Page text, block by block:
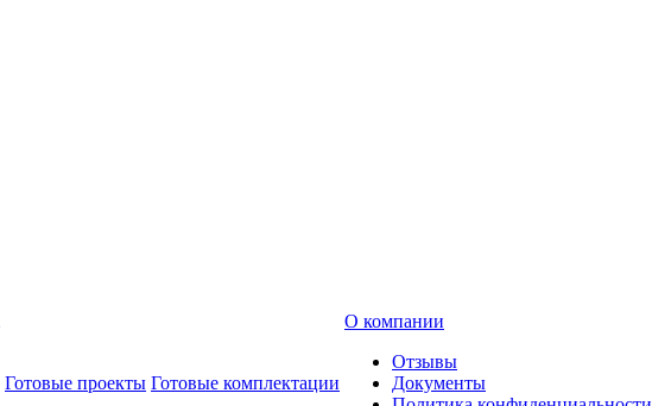
Готовые проекты Готовые комплектации
О компании
Отзывы
Документы